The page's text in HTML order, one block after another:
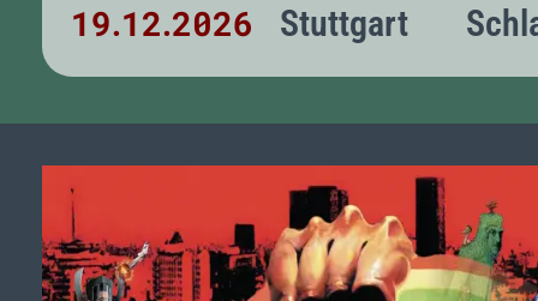
19.12.2026 Stuttgart